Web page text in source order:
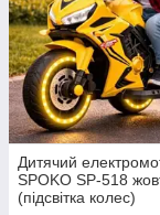
Дитячий
SPOKO SP-518
(підсвітка колес)